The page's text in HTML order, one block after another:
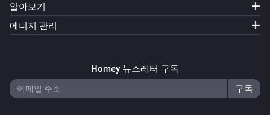
알아보기
에너지 관리
Homey 뉴스레터 구독